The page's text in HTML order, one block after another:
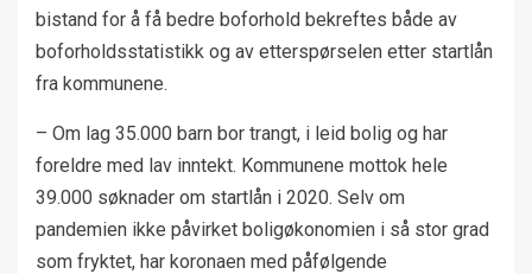
bistand for å få bedre boforhold bekreftes både av
boforholdsstatistikk og av etterspørselen etter startlån
fra kommunene.
– Om lag 35.000 barn bor trangt, i leid bolig og har
foreldre med lav inntekt. Kommunene mottok hele
39.000 søknader om startlån i 2020. Selv om
pandemien ikke påvirket boligøkonomien i så stor grad
som fryktet, har koronaen med påfølgende